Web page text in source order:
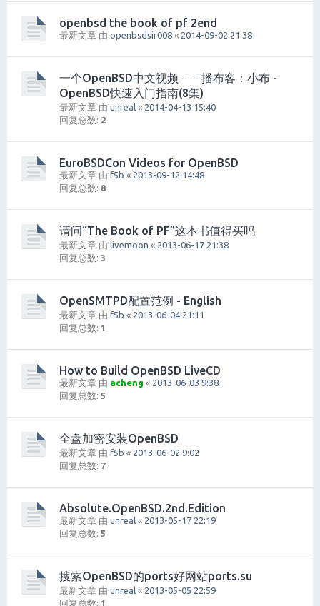
openbsd the book of pf 2end
最新文章 由 openbsdsir008 « 2014-09-02 21:38
一个OpenBSD中文视频－－播布客：小布 -
OpenBSD快速入门指南(8集)
最新文章 由 unreal « 2014-04-13 15:40
回复总数: 2
EuroBSDCon Videos for OpenBSD
最新文章 由 f5b « 2013-09-12 14:48
回复总数: 8
请问“The Book of PF”这本书值得买吗
最新文章 由 livemoon « 2013-06-17 21:38
回复总数: 3
OpenSMTPD配置范例 - English
最新文章 由 f5b « 2013-06-04 21:11
回复总数: 1
How to Build OpenBSD LiveCD
最新文章 由 acheng « 2013-06-03 9:38
回复总数: 5
全盘加密安装OpenBSD
最新文章 由 f5b « 2013-06-02 9:02
回复总数: 7
Absolute.OpenBSD.2nd.Edition
最新文章 由 unreal « 2013-05-17 22:19
回复总数: 5
搜索OpenBSD的ports好网站ports.su
最新文章 由 unreal « 2013-05-05 22:59
回复总数: 1